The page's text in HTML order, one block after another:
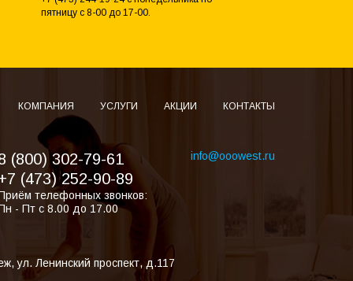
пятницу с 8-00 до 17-00.
КОМПАНИЯ УСЛУГИ АКЦИИ КОНТАКТЫ
(800) 302-79-61
(473) 252-90-89
телефонных звонков:
- Пт с 8.00 до 17.00
info@ooowest.ru
,ул. Ленинский проспект, д.117